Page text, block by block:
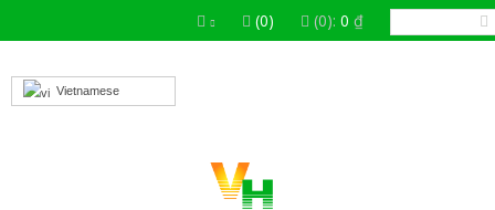
(0) (0): 0 ₫
Vietnamese